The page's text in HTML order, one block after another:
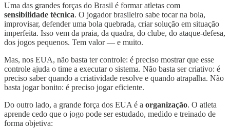
Uma das grandes forças do Brasil é formar atletas com
sensibilidade técnica. O jogador brasileiro sabe tocar na bola,
improvisar, defender uma bola quebrada, criar solução em situação
imperfeita. Isso vem da praia, da quadra, do clube, do ataque-defesa,
dos jogos pequenos. Tem valor — e muito.
Mas, nos EUA, não basta ter controle: é preciso mostrar que esse
controle ajuda o time a executar o sistema. Não basta ser criativo: é
preciso saber quando a criatividade resolve e quando atrapalha. Não
basta jogar bonito: é preciso jogar eficiente.
Do outro lado, a grande força dos EUA é a organização. O atleta
aprende cedo que o jogo pode ser estudado, medido e treinado de
forma objetiva: